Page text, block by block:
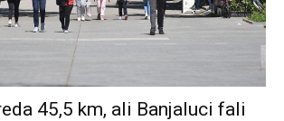
45,5 km, ali Banjaluci fali